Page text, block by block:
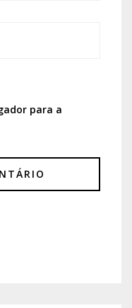
para a